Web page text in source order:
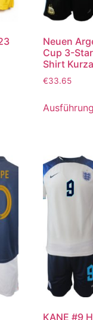
Neuen
Cup 3-
Shirt
€33.65
KANE #9